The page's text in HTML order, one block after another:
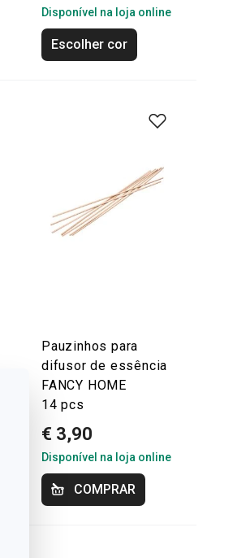
Disponível na loja online
Escolher cor
Pauzinhos para
difusor de essência
FANCY HOME
14 pcs
€ 3,90
Disponível na loja online
COMPRAR